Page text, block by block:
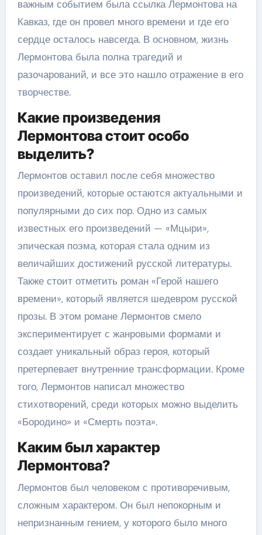
важным событием была ссылка Лермонтова на
Кавказ, где он провел много времени и где его
сердце осталось навсегда. В основном, жизнь
Лермонтова была полна трагедий и
разочарований, и все это нашло отражение в его
творчестве.
Какие произведения
Лермонтова стоит особо
выделить?
Лермонтов оставил после себя множество
произведений, которые остаются актуальными и
популярными до сих пор. Одно из самых
известных его произведений — «Мцыри»,
эпическая поэма, которая стала одним из
величайших достижений русской литературы.
Также стоит отметить роман «Герой нашего
времени», который является шедевром русской
прозы. В этом романе Лермонтов смело
экспериментирует с жанровыми формами и
создает уникальный образ героя, который
претерпевает внутренние трансформации. Кроме
того, Лермонтов написал множество
стихотворений, среди которых можно выделить
«Бородино» и «Смерть поэта».
Каким был характер
Лермонтова?
Лермонтов был человеком с противоречивым,
сложным характером. Он был непокорным и
непризнанным гением, у которого было много